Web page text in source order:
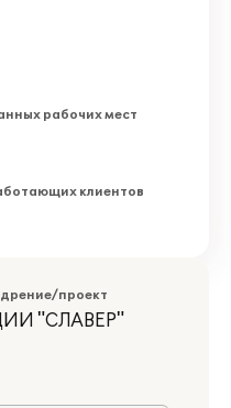
рабочих мест
клиентов
проект
"СЛАВЕР"